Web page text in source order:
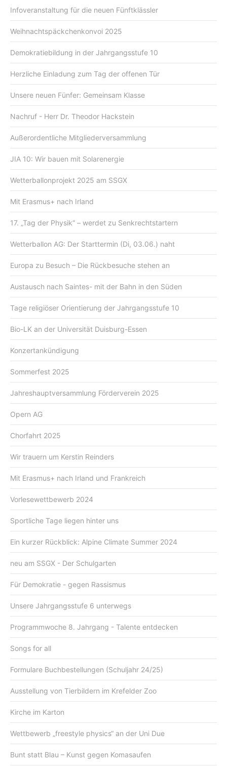
Infoveranstaltung für die neuen Fünftklässler
Weihnachtspäckchenkonvoi 2025
Demokratiebildung in der Jahrgangsstufe 10
Herzliche Einladung zum Tag der offenen Tür
Unsere neuen Fünfer: Gemeinsam Klasse
Nachruf - Herr Dr. Theodor Hackstein
Außerordentliche Mitgliederversammlung
JIA 10: Wir bauen mit Solarenergie
Wetterballonprojekt 2025 am SSGX
Mit Erasmus+ nach Irland
17. „Tag der Physik“ – werdet zu Senkrechtstartern
Wetterballon AG: Der Starttermin (Di, 03.06.) naht
Europa zu Besuch – Die Rückbesuche stehen an
Austausch nach Saintes- mit der Bahn in den Süden
Tage religiöser Orientierung der Jahrgangsstufe 10
Bio-LK an der Universität Duisburg-Essen
Konzertankündigung
Sommerfest 2025
Jahreshauptversammlung Förderverein 2025
Opern AG
Chorfahrt 2025
Wir trauern um Kerstin Reinders
Mit Erasmus+ nach Irland und Frankreich
Vorlesewettbewerb 2024
Sportliche Tage liegen hinter uns
Ein kurzer Rückblick: Alpine Climate Summer 2024
neu am SSGX - Der Schulgarten
Für Demokratie - gegen Rassismus
Unsere Jahrgangsstufe 6 unterwegs
Programmwoche 8. Jahrgang - Talente entdecken
Songs for all
Formulare Buchbestellungen (Schuljahr 24/25)
Ausstellung von Tierbildern im Krefelder Zoo
Kirche im Karton
Wettbewerb „freestyle physics“ an der Uni Due
Bunt statt Blau – Kunst gegen Komasaufen